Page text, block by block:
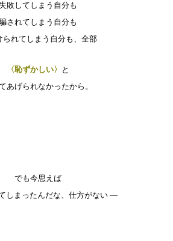
失敗してしまう自分も
されてしまう自分も
られてしまう自分も、全部
〈恥ずかしい〉 と
あげられなかったから。
でも今思えば
しまったんだな、仕方がない —